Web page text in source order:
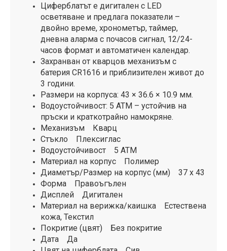
Циферблатът е дигитален с LED
осветяване и предлага показатели –
двойно време, хронометър, таймер,
дневна аларма с почасов сигнал, 12/24-
часов формат и автоматичен календар.
Захранван от кварцов механизъм с
батерия CR1616 и приблизителен живот до
3 години.
Размери на корпуса: 43 × 36.6 × 10.9 мм.
Водоустойчивост: 5 ATM – устойчив на
пръски и краткотрайно намокряне.
Механизъм Кварц
Стъкло Плексиглас
Водоустойчивост 5 ATM
Материал на корпус Полимер
Диаметър/Размер на корпус (мм) 37 х 43
Форма Правоъгълен
Дисплей Дигитален
Материал на верижка/каишка Естествена
кожа, Текстил
Покритие (цвят) Без покритие
Дата Да